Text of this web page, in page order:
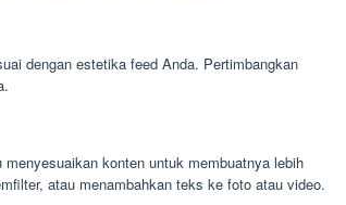
dengan estetika feed Anda. Pertimbangkan
konten untuk membuatnya lebih
atau menambahkan teks ke foto atau video.